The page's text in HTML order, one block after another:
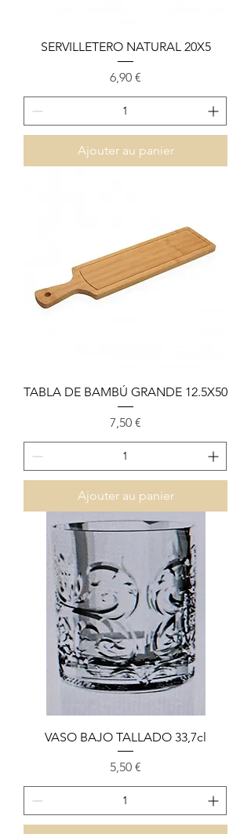
SERVILLETERO NATURAL 20X5
Prix
6,90 €
Ajouter au panier
TABLA DE BAMBÚ GRANDE 12.5X50
Prix
7,50 €
Ajouter au panier
VASO BAJO TALLADO 33,7cl
Prix
5,50 €